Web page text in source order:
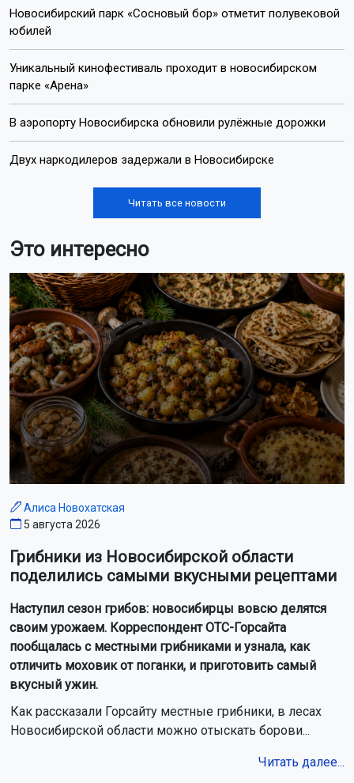
Новосибирский парк «Сосновый бор» отметит полувековой
юбилей
Уникальный кинофестиваль проходит в новосибирском
парке «Арена»
В аэропорту Новосибирска обновили рулёжные дорожки
Двух наркодилеров задержали в Новосибирске
Читать все новости
Это интересно
Алиса Новохатская
5 августа 2026
Грибники из Новосибирской области
поделились самыми вкусными рецептами
Наступил сезон грибов: новосибирцы вовсю делятся
своим урожаем. Корреспондент ОТС-Горсайта
пообщалась с местными грибниками и узнала, как
отличить моховик от поганки, и приготовить самый
вкусный ужин.
Как рассказали Горсайту местные грибники, в лесах
Новосибирской области можно отыскать борови...
Читать далее...